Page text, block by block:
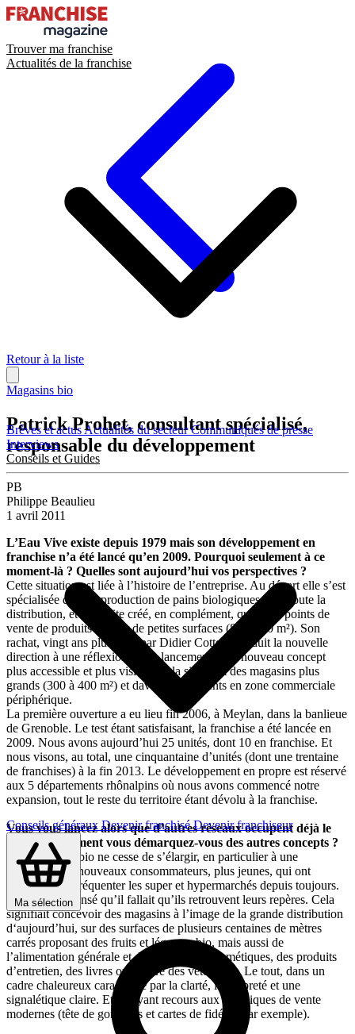
Trouver ma franchise
Actualités de la franchise
Brèves et actusActualités du secteurCommuniqués de presse
Interviews
Conseils et Guides
Conseils généraux Devenir franchiséDevenir franchiseur
Ma sélection
Retour à la liste
Magasins bio
Patrick Prohet, consultant spécialisé,
responsable du développement
PB
Philippe Beaulieu
1 avril 2011
L’Eau Vive existe depuis 1979 mais son développement en
franchise n’a été lancé qu’en 2009. Pourquoi seulement à ce
moment-là ? Quelles sont aujourd’hui vos perspectives ?
Cette situation est liée à l’histoire de l’entreprise. Au départ elle s’est
spécialisée dans la production de pains biologiques pour toute la
distribution, et a ensuite créé, en complément, quelques points de
vente de produits bio sur de petites surfaces (80 à 150 m²). Son
rachat, vingt ans plus tard, par Didier Cotte a conduit la nouvelle
direction à une réflexion sur le lancement d’un nouveau concept
plus accessible et plus visible. Cela signifiait des magasins plus
grands (300 à 400 m²) et davantage présents en zone commerciale
périphérique.
La première ouverture a eu lieu fin 2006, à Meylan, dans la banlieue
de Grenoble. Le test étant satisfaisant, la franchise a été lancée en
2009. Nous avons aujourd’hui 25 unités, dont 10 en franchise. Et
nous visons, au total, une cinquantaine d’unités (dont une trentaine
de franchises) à la fin 2013. Le développement en propre est réservé
aux 5 départements rhônalpins où nous avons commencé notre
expansion, tout le reste du territoire étant dévolu à la franchise.
Vous vous lancez alors que d’autres réseaux occupent déjà le
terrain. Comment vous démarquez-vous des autres concepts ?
Le marché du bio ne cesse de s’élargir, en particulier à une
population de nouveaux consommateurs, plus jeunes, qui ont
l’habitude de fréquenter les super et hypermarchés depuis toujours.
Nous avons pensé qu’il fallait qu’ils retrouvent leurs repères. Cela
signifiait concevoir des magasins à l’image de la grande distribution
d‘aujourd’hui, sur des surfaces de plusieurs centaines de mètres
carrés proposant des fruits et légumes bio, mais aussi de
l’alimentation générale et diététique, des cosmétiques, des produits
d’entretien, des livres ou encore des vêtements. Le tout, dans un
cadre chaleureux caractérisé par la clarté, la propreté et une
signalétique claire. Et en ayant recours aux techniques de vente
modernes (tête de gondoles et cartes de fidélité par exemple).